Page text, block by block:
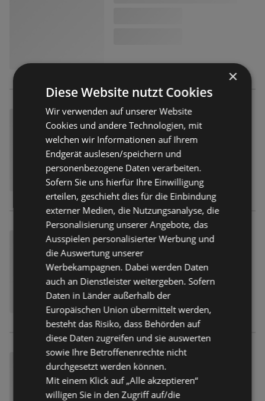
×
Diese Website nutzt Cookies
Wir verwenden auf unserer Website
Cookies und andere Technologien, mit
welchen wir Informationen auf Ihrem
Endgerät auslesen/speichern und
personenbezogene Daten verarbeiten.
Sofern Sie uns hierfür Ihre Einwilligung
erteilen, geschieht dies für die Einbindung
externer Medien, die Nutzungsanalyse, die
Personalisierung unserer Angebote, das
Ausspielen personalisierter Werbung und
die Auswertung unserer
Werbekampagnen. Dabei werden Daten
auch an Dienstleister weitergeben. Sofern
Daten in Länder außerhalb der
Europäischen Union übermittelt werden,
besteht das Risiko, dass Behörden auf
diese Daten zugreifen und sie auswerten
sowie Ihre Betroffenenrechte nicht
durchgesetzt werden können.
Mit einem Klick auf „Alle akzeptieren“
willigen Sie in den Zugriff auf/die